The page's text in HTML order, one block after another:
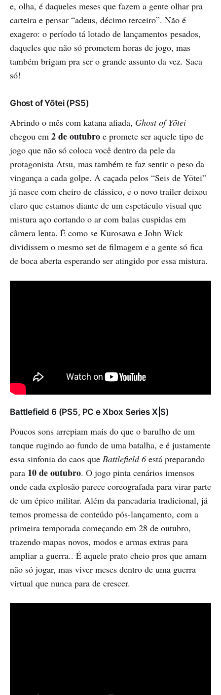
e, olha, é daqueles meses que fazem a gente olhar pra
carteira e pensar “adeus, décimo terceiro”. Não é
exagero: o período tá lotado de lançamentos pesados,
daqueles que não só prometem horas de jogo, mas
também brigam pra ser o grande assunto da vez. Saca
só!
Ghost of Yōtei (PS5)
Abrindo o mês com katana afiada, Ghost of Yōtei
chegou em 2 de outubro e promete ser aquele tipo de
jogo que não só coloca você dentro da pele da
protagonista Atsu, mas também te faz sentir o peso da
vingança a cada golpe. A caçada pelos “Seis de Yōtei”
já nasce com cheiro de clássico, e o novo trailer deixou
claro que estamos diante de um espetáculo visual que
mistura aço cortando o ar com balas cuspidas em
câmera lenta. É como se Kurosawa e John Wick
dividissem o mesmo set de filmagem e a gente só fica
de boca aberta esperando ser atingido por essa mistura.
Battlefield 6 (PS5, PC e Xbox Series X|S)
Poucos sons arrepiam mais do que o barulho de um
tanque rugindo ao fundo de uma batalha, e é justamente
essa sinfonia do caos que Battlefield 6está preparando
para 10 de outubro. O jogo pinta cenários imensos
onde cada explosão parece coreografada para virar parte
de um épico militar. Além da pancadaria tradicional, já
temos promessa de conteúdo pós-lançamento, com a
primeira temporada começando em 28 de outubro,
trazendo mapas novos, modos e armas extras para
ampliar a guerra.. É aquele prato cheio pros que amam
não só jogar, mas viver meses dentro de uma guerra
virtual que nunca para de crescer.